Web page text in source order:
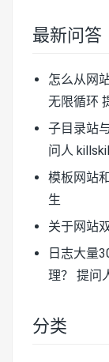
最新问答
怎么从网
无限循环
子目录站
问人
模板网站
生
关于网站
日志大量
理？
提问
分类